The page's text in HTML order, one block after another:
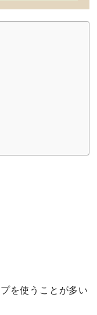
を使うことが多い